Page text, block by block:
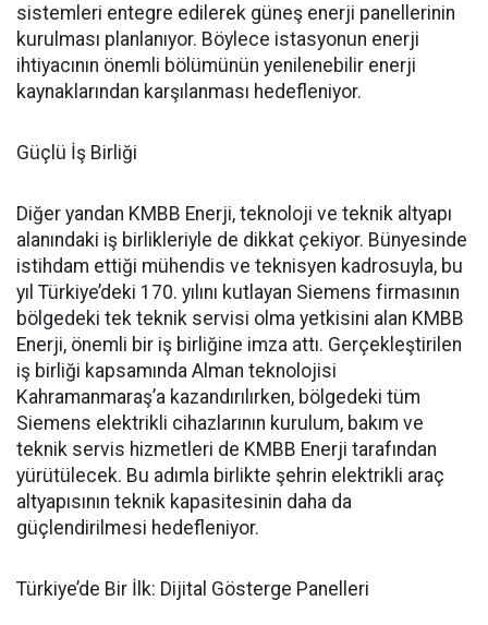
sistemleri entegre edilerek güneş enerji panellerinin
kurulması planlanıyor. Böylece istasyonun enerji
ihtiyacının önemli bölümünün yenilenebilir enerji
kaynaklarından karşılanması hedefleniyor.
Güçlü İş Birliği
Diğer yandan KMBB Enerji, teknoloji ve teknik altyapı
alanındaki iş birlikleriyle de dikkat çekiyor. Bünyesinde
istihdam ettiği mühendis ve teknisyen kadrosuyla, bu
yıl Türkiye’deki 170. yılını kutlayan Siemens firmasının
bölgedeki tek teknik servisi olma yetkisini alan KMBB
Enerji, önemli bir iş birliğine imza attı. Gerçekleştirilen
iş birliği kapsamında Alman teknolojisi
Kahramanmaraş’a kazandırılırken, bölgedeki tüm
Siemens elektrikli cihazlarının kurulum, bakım ve
teknik servis hizmetleri de KMBB Enerji tarafından
yürütülecek. Bu adımla birlikte şehrin elektrikli araç
altyapısının teknik kapasitesinin daha da
güçlendirilmesi hedefleniyor.
Türkiye’de Bir İlk: Dijital Gösterge Panelleri